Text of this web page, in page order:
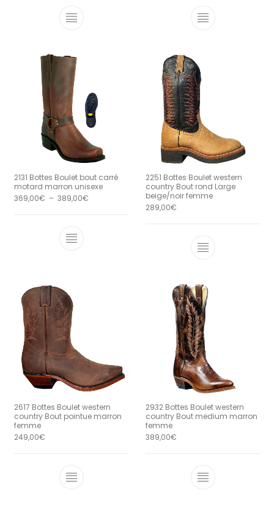
Ce produit a plusieurs variations.
Ce produit a
2131 Bottes Boulet bout carré
motard marron unisexe
369,00€ – 389,00€Plage de prix : 369,00€ à 389,00€
Ce produit a plusieurs variations.
2251 Bottes Boulet western
country Bout rond Large
beige/noir femme
289,00€
Ce produit a
2617 Bottes Boulet western
country Bout pointue marron
femme
249,00€
Ce produit a plusieurs variations.
2932 Bottes Boulet western
country Bout medium marron
femme
389,00€
Ce produit a